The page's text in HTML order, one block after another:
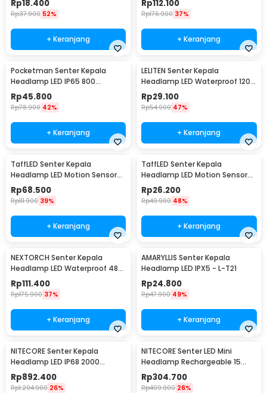
Rp18.400
Rp37.900 52%
+ Keranjang
Rp112.100
Rp176.900 37%
+ Keranjang
Pocketman Senter Kepala
Headlamp LED IP65 800
Lumens - HS30
Rp45.800
Rp78.900 42%
+ Keranjang
LELITEN Senter Kepala
Headlamp LED Waterproof 1200
Lumens - NF-611
Rp29.100
Rp54.900 47%
+ Keranjang
TaffLED Senter Kepala
Headlamp LED Motion Sensor
Waterproof 210 Lumens - T103
Rp68.500
Rp111.900 39%
+ Keranjang
TaffLED Senter Kepala
Headlamp LED Motion Sensor
IPX4 350 Lumens - HS10
Rp26.200
Rp49.900 48%
+ Keranjang
NEXTORCH Senter Kepala
Headlamp LED Waterproof 48
Lumens - ECO STAR
Rp111.400
Rp175.900 37%
+ Keranjang
AMARYLLIS Senter Kepala
Headlamp LED IPX5 - L-T21
Rp24.800
Rp47.900 49%
+ Keranjang
NITECORE Senter Kepala
Headlamp LED IP68 2000
Lumens - HC68
Rp892.400
Rp1.204.900 26%
NITECORE Senter LED Mini
Headlamp Rechargeable 15
Lumens - NU06 LE
Rp304.700
Rp409.900 26%